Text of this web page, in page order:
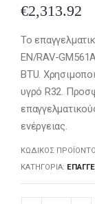
€2,313.92
Το
EN/RAV-
BTU.
υγρό R32.
ενέργειας.
ΚΩΔΙΚΌΣ
ΚΑΤΗΓΟΡΊΑ: